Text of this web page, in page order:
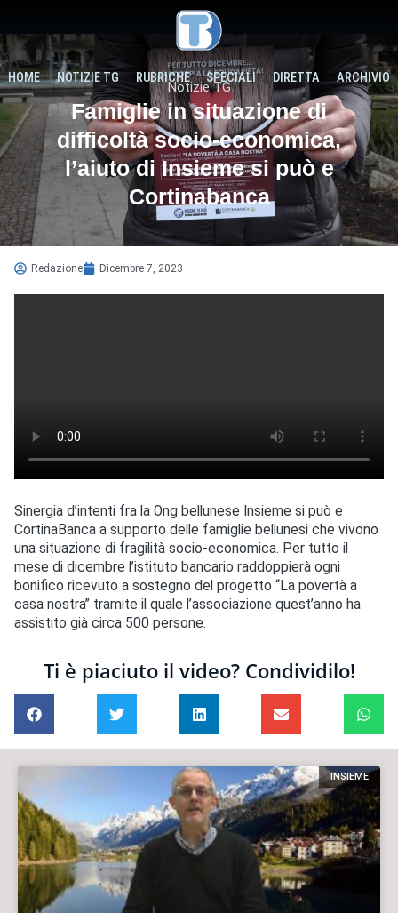
HOME NOTIZIE TG RUBRICHE SPECIALI DIRETTA ARCHIVIO
Notizie TG
Famiglie in situazione di
difficoltà socio-economica,
l’aiuto di Insieme si può e
Cortinabanca
Redazione Dicembre 7, 2023
Sinergia d’intenti fra la Ong bellunese Insieme si può e
CortinaBanca a supporto delle famiglie bellunesi che vivono
una situazione di fragilità socio-economica. Per tutto il
mese di dicembre l’istituto bancario raddoppierà ogni
bonifico ricevuto a sostegno del progetto “La povertà a
casa nostra” tramite il quale l’associazione quest’anno ha
assistito già circa 500 persone.
Ti è piaciuto il video? Condividilo!
INSIEME